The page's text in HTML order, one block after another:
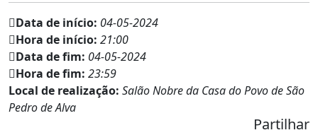
Data de início: 04-05-2024
Hora de início: 21:00
Data de fim: 04-05-2024
Hora de fim: 23:59
Local de realização: Salão Nobre da Casa do Povo de São
Pedro de Alva
Partilhar